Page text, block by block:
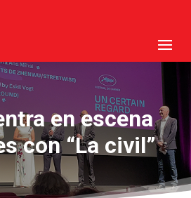
en escena
con “La civil”